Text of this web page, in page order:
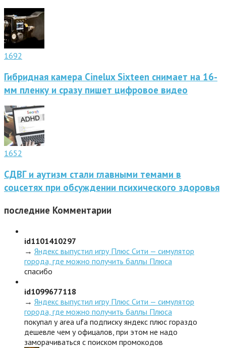
1692
Гибридная камера Cinelux Sixteen снимает на 16-
мм пленку и сразу пишет цифровое видео
1652
СДВГ и аутизм стали главными темами в
соцсетях при обсуждении психического здоровья
последние Комментарии
id1101410297
→ Яндекс выпустил игру Плюс Сити — симулятор
города, где можно получить баллы Плюса
спасибо
id1099677118
→ Яндекс выпустил игру Плюс Сити — симулятор
города, где можно получить баллы Плюса
покупал у area ufa подписку яндекс плюс гораздо
дешевле чем у офицалов, при этом не надо
заморачиваться с поиском промокодов